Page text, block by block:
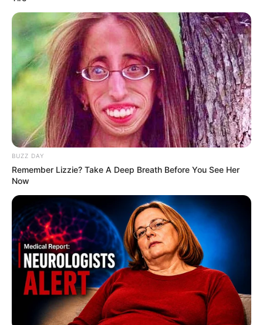
Remember Them? These '90s Couples Defined An
Era—See The Complete List
BRAINBERRIES
Enter A World Of Weirdness: 8 Horror Movies Where
Nobody Dies
BRAINBERRIES
If Looks Could Kill, These Women Would Be On Top
BRAINBERRIES
BUZZ DAY
Remember Lizzie? Take A Deep Breath Before You See Her
Now